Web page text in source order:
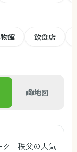
館 飲食店
地図
｜秩父の人気